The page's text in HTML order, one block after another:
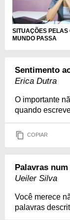
SITUAÇÕES PELAS
MUNDO PASSA
Sentimento
Erica Dutra
O importante
quando
COPIAR
Palavras
Ueiler Silva
Você merece
palavras